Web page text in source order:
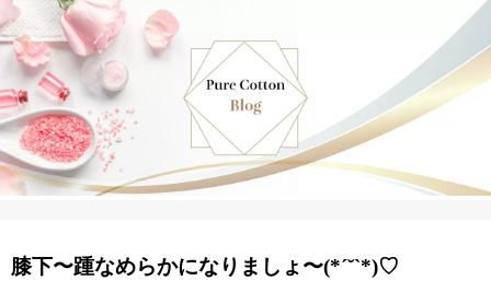
膝下〜踵なめらかになりましょ〜(*´˘`*)♡